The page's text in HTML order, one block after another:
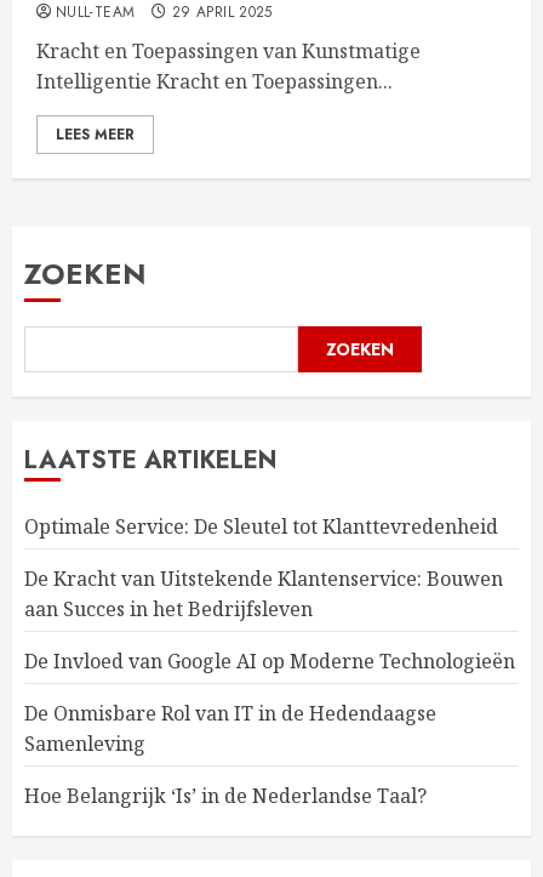
NULL-TEAM 29 APRIL 2025
Kracht en Toepassingen van Kunstmatige
Intelligentie Kracht en Toepassingen...
LEES MEER
ZOEKEN
ZOEKEN
LAATSTE ARTIKELEN
Optimale Service: De Sleutel tot Klanttevredenheid
De Kracht van Uitstekende Klantenservice: Bouwen
aan Succes in het Bedrijfsleven
De Invloed van Google AI op Moderne Technologieën
De Onmisbare Rol van IT in de Hedendaagse
Samenleving
Hoe Belangrijk ‘Is’ in de Nederlandse Taal?